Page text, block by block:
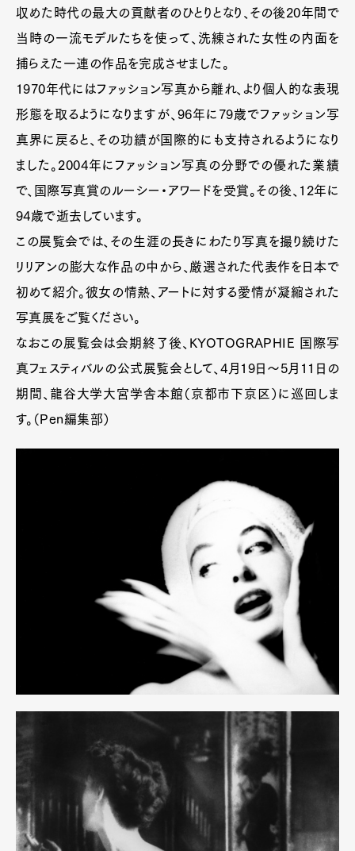
収めた時代の最大の貢献者のひとりとなり、その後20年間で
当時の一流モデルたちを使って、洗練された女性の内面を
捕らえた一連の作品を完成させました。
1970年代にはファッション写真から離れ、より個人的な表現
形態を取るようになりますが、96年に79歳でファッション写
真界に戻ると、その功績が国際的にも支持されるようになり
ました。2004年にファッション写真の分野での優れた業績
で、国際写真賞のルーシー・アワードを受賞。その後、12年に
94歳で逝去しています。
この展覧会では、その生涯の長きにわたり写真を撮り続けた
リリアンの膨大な作品の中から、厳選された代表作を日本で
初めて紹介。彼女の情熱、アートに対する愛情が凝縮された
写真展をご覧ください。
なおこの展覧会は会期終了後、KYOTOGRAPHIE 国際写
真フェスティバルの公式展覧会として、4月19日～5月11日の
期間、龍谷大学大宮学舎本館（京都市下京区）に巡回しま
す。（Pen編集部）